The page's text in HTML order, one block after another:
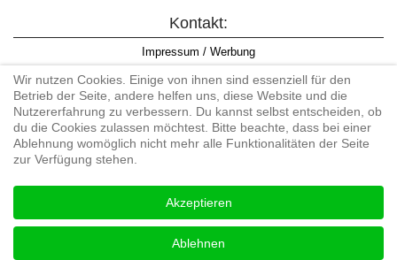
Kontakt:
Impressum / Werbung
Informationspflicht WKO
AGB
#enduroaustria, #wirlebenenduro #enduroaustriaracingteam
Enduro-Austria, Enduro, Endurosport, Endurocross, Endurotraining,
Endurotouren, Endurorennen, Hardenduro, Extreme Enduro
Wir nutzen Cookies. Einige von ihnen sind essenziell für den
Betrieb der Seite, andere helfen uns, diese Website und die
Nutzererfahrung zu verbessern. Du kannst selbst entscheiden, ob
du die Cookies zulassen möchtest. Bitte beachte, dass bei einer
Ablehnung womöglich nicht mehr alle Funktionalitäten der Seite
zur Verfügung stehen.
Akzeptieren
Ablehnen